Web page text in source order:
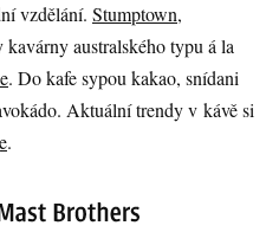
vzdělání. Stumptown,
kavárny australského typu á la
. Do kafe sypou kakao, snídani
Aktuální trendy v kávě si
.